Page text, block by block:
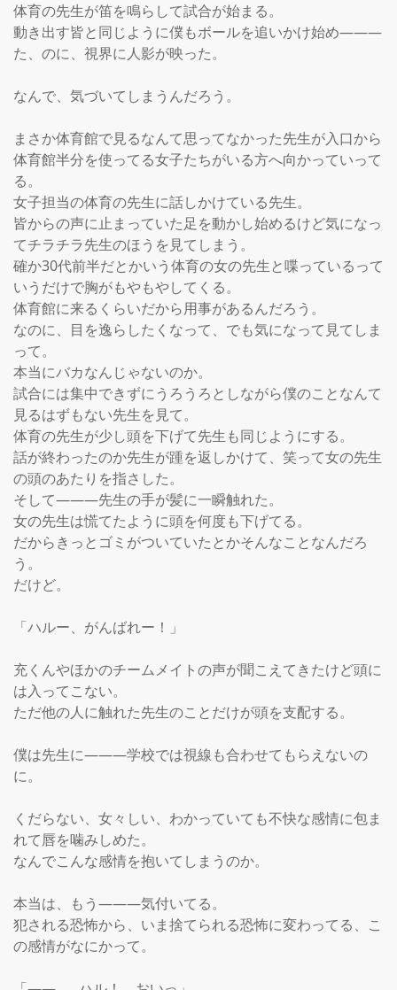
体育の先生が笛を鳴らして試合が始まる。
動き出す皆と同じように僕もボールを追いかけ始め―――
た、のに、視界に人影が映った。
なんで、気づいてしまうんだろう。
まさか体育館で見るなんて思ってなかった先生が入口から
体育館半分を使ってる女子たちがいる方へ向かっていって
る。
女子担当の体育の先生に話しかけている先生。
皆からの声に止まっていた足を動かし始めるけど気になっ
てチラチラ先生のほうを見てしまう。
確か30代前半だとかいう体育の女の先生と喋っているって
いうだけで胸がもやもやしてくる。
体育館に来るくらいだから用事があるんだろう。
なのに、目を逸らしたくなって、でも気になって見てしま
って。
本当にバカなんじゃないのか。
試合には集中できずにうろうろとしながら僕のことなんて
見るはずもない先生を見て。
体育の先生が少し頭を下げて先生も同じようにする。
話が終わったのか先生が踵を返しかけて、笑って女の先生
の頭のあたりを指さした。
そして―――先生の手が髪に一瞬触れた。
女の先生は慌てたように頭を何度も下げてる。
だからきっとゴミがついていたとかそんなことなんだろ
う。
だけど。
「ハルー、がんばれー！」
充くんやほかのチームメイトの声が聞こえてきたけど頭に
は入ってこない。
ただ他の人に触れた先生のことだけが頭を支配する。
僕は先生に―――学校では視線も合わせてもらえないの
に。
くだらない、女々しい、わかっていても不快な感情に包ま
れて唇を噛みしめた。
なんでこんな感情を抱いてしまうのか。
本当は、もう―――気付いてる。
犯される恐怖から、いま捨てられる恐怖に変わってる、こ
の感情がなにかって。